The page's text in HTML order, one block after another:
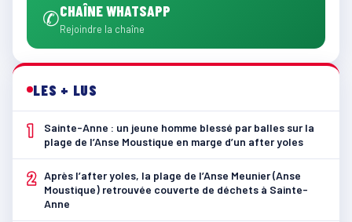
✆CHAÎNE WHATSAPP
Rejoindre la chaîne
LES + LUS
1
Sainte-Anne : un jeune homme blessé par balles sur la
plage de l’Anse Moustique en marge d’un after yoles
2 Après l’after yoles, la plage de l’Anse Meunier (Anse
Moustique) retrouvée couverte de déchets à Sainte-
Anne